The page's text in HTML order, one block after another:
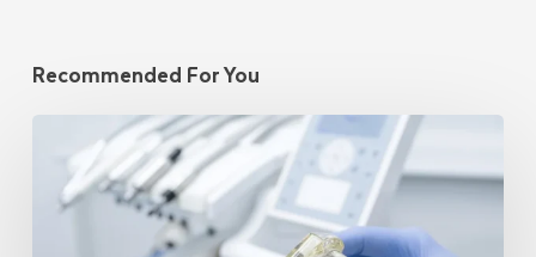
Recommended For You